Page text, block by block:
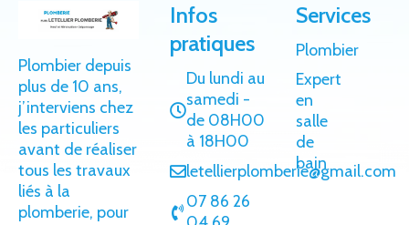
Plombier depuis
plus de 10 ans,
j’interviens chez
les particuliers
avant de réaliser
tous les travaux
liés à la
plomberie, pour
Infos
pratiques
Du lundi au
samedi -
de 08H00
à 18H00
letellierplomberie@gmail.com
07 86 26
Services
Plombier
Expert
en
salle
de
bain